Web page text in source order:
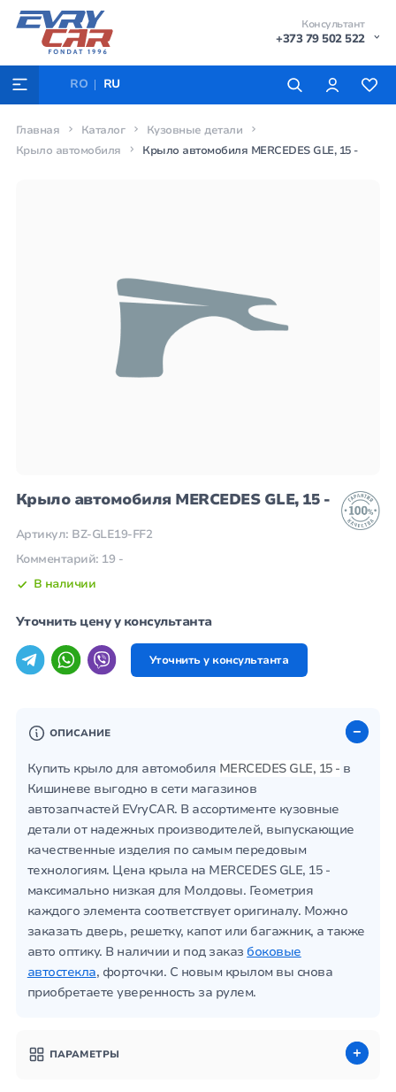
Консультант
+373 79 502 522
RO RU
Главная Каталог
Кузовные детали
Крыло автомобиля
Крыло автомобиля MERCEDES GLE, 15 -
Крыло автомобиля MERCEDES GLE, 15 -
Артикул: BZ-GLE19-FF2
Комментарий: 19 -
В наличии
Уточнить цену у консультанта
Уточнить у консультанта
ОПИСАНИЕ
Купить крыло для автомобиля MERCEDES GLE, 15 - в
Кишиневе выгодно в сети магазинов
автозапчастей EVryCAR. В ассортименте кузовные
детали от надежных производителей, выпускающие
качественные изделия по самым передовым
технологиям. Цена крыла на MERCEDES GLE, 15 -
максимально низкая для Молдовы. Геометрия
каждого элемента соответствует оригиналу. Можно
заказать дверь, решетку, капот или багажник, а также
авто оптику. В наличии и под заказ боковые
автостекла, форточки. С новым крылом вы снова
приобретаете уверенность за рулем.
ПАРАМЕТРЫ